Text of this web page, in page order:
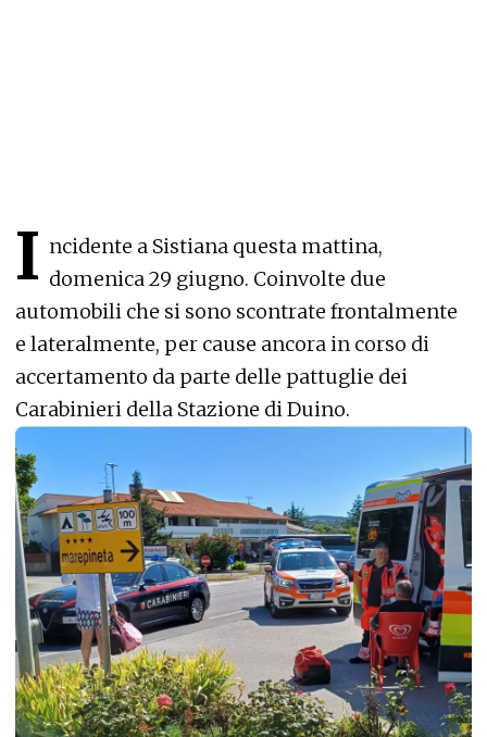
I ncidente a Sistiana questa mattina,
domenica 29 giugno. Coinvolte due
automobili che si sono scontrate frontalmente
e lateralmente, per cause ancora in corso di
accertamento da parte delle pattuglie dei
Carabinieri della Stazione di Duino.